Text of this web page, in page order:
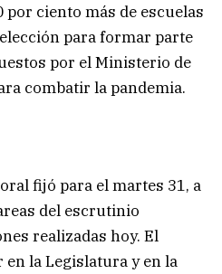
ciento más de escuelas
para formar parte
por el Ministerio de
combatir la pandemia.
fijó para el martes 31, a
del escrutinio
realizadas hoy. El
la Legislatura y en la